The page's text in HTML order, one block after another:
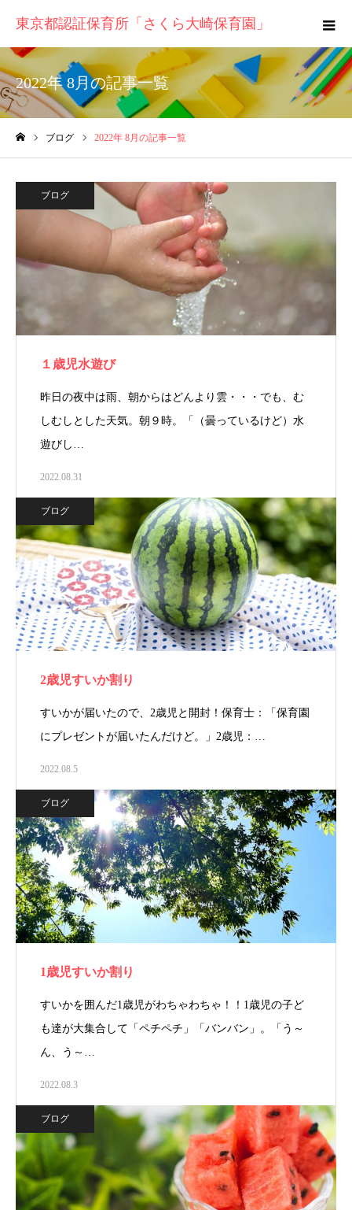
東京都認証保育所「さくら大崎保育園」
2022年 8月の記事一覧
ブログ 2022年 8月の記事一覧
ブログ
１歳児水遊び
昨日の夜中は雨、朝からはどんより雲・・・でも、む
しむしとした天気。朝９時。「（曇っているけど）水
遊びし…
2022.08.31
ブログ
2歳児すいか割り
すいかが届いたので、2歳児と開封！保育士：「保育園
にプレゼントが届いたんだけど。」2歳児：…
2022.08.5
ブログ
1歳児すいか割り
すいかを囲んだ1歳児がわちゃわちゃ！！1歳児の子ど
も達が大集合して「ペチペチ」「バンバン」。「う～
ん、う～…
2022.08.3
ブログ